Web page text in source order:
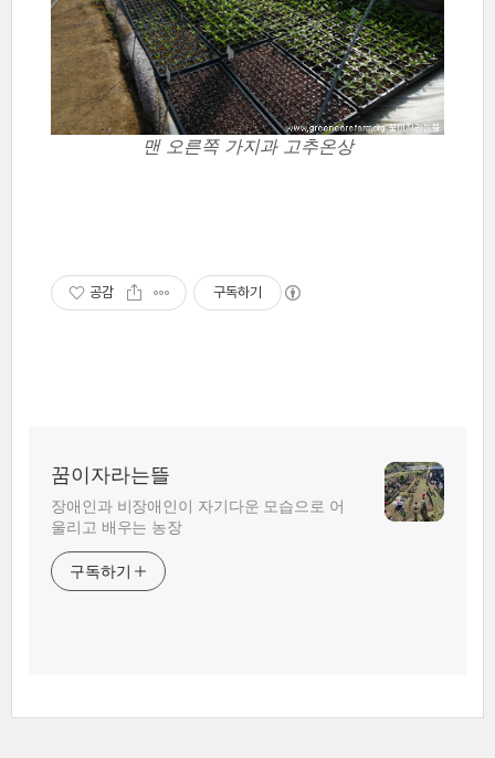
맨 오른쪽 가지과 고추온상
공감 구독하기
꿈이자라는뜰
장애인과 비장애인이 자기다운 모습으로 어
울리고 배우는 농장
구독하기